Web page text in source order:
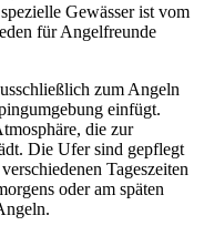
Gewässer ist vom
für Angelfreunde
zum Angeln
einfügt.
die zur
Die Ufer sind gepflegt
Tageszeiten
oder am späten